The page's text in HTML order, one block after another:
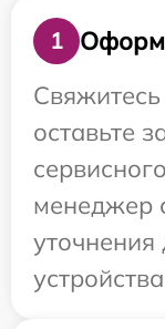
1
оставьте
менеджер